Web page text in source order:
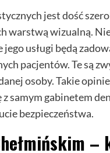
jest dość
warstwą wizualną.
usługi będą
pacjentów. Te są
osoby. Takie
samym gabinetem
bezpieczeństwa.
–